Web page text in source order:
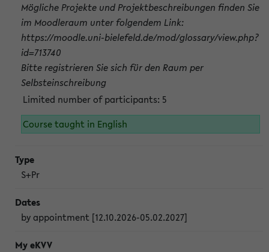
Mögliche Projekte und Projektbeschreibungen finden Sie
im Moodleraum unter folgendem Link:
https://moodle.uni-bielefeld.de/mod/glossary/view.php?
id=713740
Bitte registrieren Sie sich für den Raum per
Selbsteinschreibung
Limited number of participants: 5
Course taught in English
S+Pr
by appointment [12.10.2026-05.02.2027]